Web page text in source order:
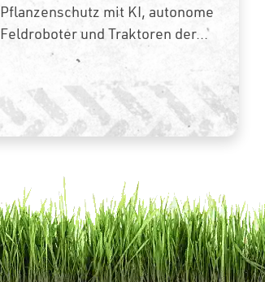
Pflanzenschutz mit KI, autonome
Feldroboter und Traktoren der...